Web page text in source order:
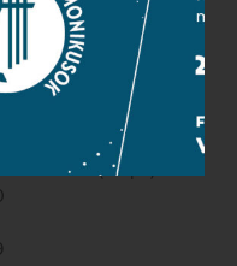
u. 1. (Müpa)